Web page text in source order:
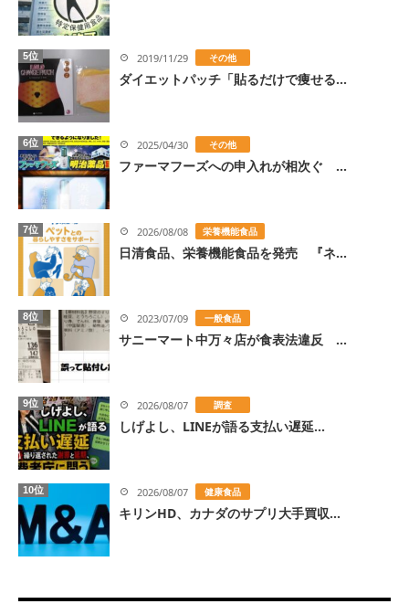
5位 2019/11/29 その他
ダイエットパッチ「貼るだけで痩せる...
6位 2025/04/30 その他
ファーマフーズへの申入れが相次ぐ ...
7位 2026/08/08 栄養機能食品
日清食品、栄養機能食品を発売 『ネ...
8位 2023/07/09 一般食品
サニーマート中万々店が食表法違反 ...
9位 2026/08/07 調査
しげよし、LINEが語る支払い遅延...
10位 2026/08/07 健康食品
キリンHD、カナダのサプリ大手買収...